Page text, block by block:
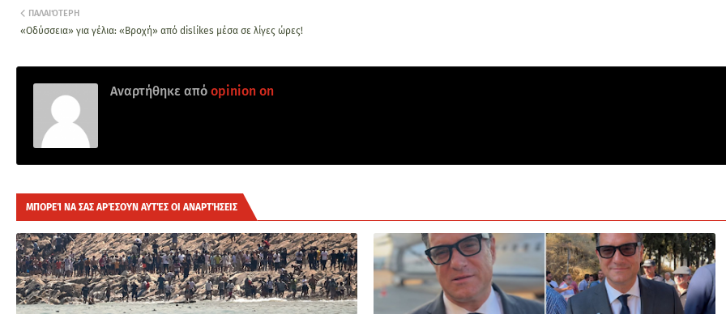
ΠΑΛΑΙΌΤΕΡΗ
«Oδύσσεια» για γέλια: «Βροχή» από dislikes μέσα σε λίγες ώρες!
Αναρτήθηκε από opinion on
ΜΠΟΡΕΊ ΝΑ ΣΑΣ ΑΡΈΣΟΥΝ ΑΥΤΈΣ ΟΙ ΑΝΑΡΤΉΣΕΙΣ